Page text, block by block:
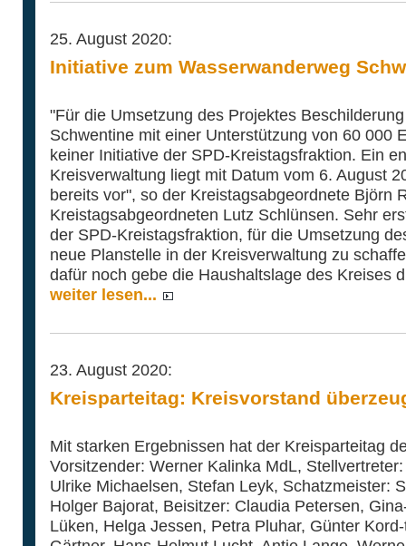
25. August 2020:
Initiative zum Wasserwanderweg
"Für die Umsetzung des Projektes
Schwentine mit einer Unterstützung von 60 000
keiner Initiative der SPD-Kreistagsfraktion. Ein
Kreisverwaltung liegt mit Datum vom 6. August
bereits vor", so der Kreistagsabgeordnete Björn
Kreistagsabgeordneten Lutz Schlünsen. Sehr
der SPD-Kreistagsfraktion, für die Umsetzung
neue Planstelle in der Kreisverwaltung zu
dafür noch gebe die Haushaltslage des Kreises
weiter lesen...
23. August 2020:
Kreisparteitag: Kreisvorstand
Mit starken Ergebnissen hat der Kreisparteitag
Vorsitzender: Werner Kalinka MdL,
Ulrike Michaelsen, Stefan Leyk, Schatzmeister:
Holger Bajorat, Beisitzer: Claudia Petersen,
Lüken, Helga Jessen, Petra Pluhar, Günter